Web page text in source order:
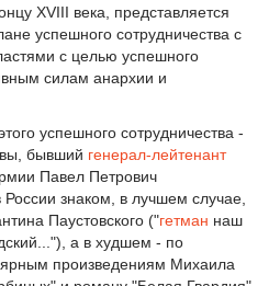
XVIII века, представляется
успешного сотрудничества с
с целью успешного
силам анархии и
успешного сотрудничества -
бывший генерал-лейтенант
Павел Петрович
знаком, в лучшем случае,
Паустовского ("гетман наш
а в худшем - по
произведениям Михаила